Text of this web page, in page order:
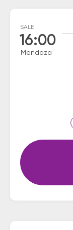
SALE
16:00
Mendoza